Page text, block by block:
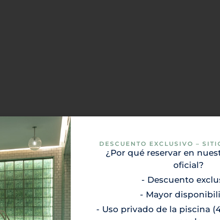
DESCUENTO EXCLUSIVO –
¿Por qué reservar en
oficial?
- Descuento
- Mayor
- Uso privado de la piscina